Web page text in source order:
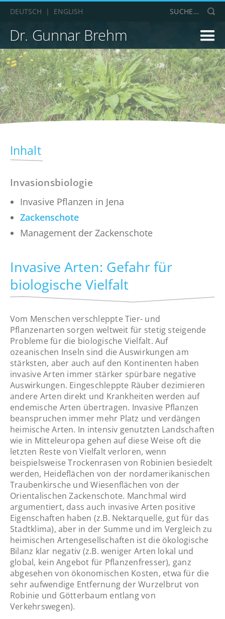
DEUTSCH | ENGLISH
Dr. Gunnar Brehm
Invasive Arten: Gefahr für
biologische Vielfalt
Vom Menschen verschleppte Tier- und
Pflanzenarten sorgen weltweit für stetig steigende
Probleme für die biologische Vielfalt. Auf
ozeanischen Inseln sind die Auswirkungen am
stärksten, aber auch auf den Kontinenten haben
invasive Arten immer stärker spürbare negative
Auswirkungen. Eingeschleppte Räuber dezimieren
andere Arten direkt und Krankheiten werden auf
endemische Arten übertragen. Invasive Pflanzen
beanspruchen immer mehr Platz und verdängen
heimische Arten. In intensiv genutzten Landschaften
wie in Mitteleuropa gehen auf diese Weise oft die
letzten Reste von Vielfalt verloren, wenn
beispielsweise Trockenrasen von Robinien besiedelt
werden, Heideflächen von der nordamerikanischen
Traubenkirsche und Wiesenflächen von der
Orientalischen Zackenschote. Manchmal wird
argumentiert, dass auch invasive Arten positive
Eigenschaften haben (z.B. Nektarquelle, gut für das
Stadtklima), aber in der Summe und im Vergleich zu
heimischen Artengesellschaften ist die ökologische
Bilanz klar negativ (z.B. weniger Arten lokal und
global, kein Angebot für Pflanzenfresser), ganz
abgesehen von ökonomischen Kosten, etwa für die
sehr aufwendige Entfernung der Wurzelbrut von
Robinie und Götterbaum entlang von
Verkehrswegen).
Inhalt
Invasionsbiologie
Invasive Pflanzen in Jena
Zackenschote
Management der Zackenschote